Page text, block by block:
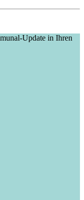
Update in Ihren